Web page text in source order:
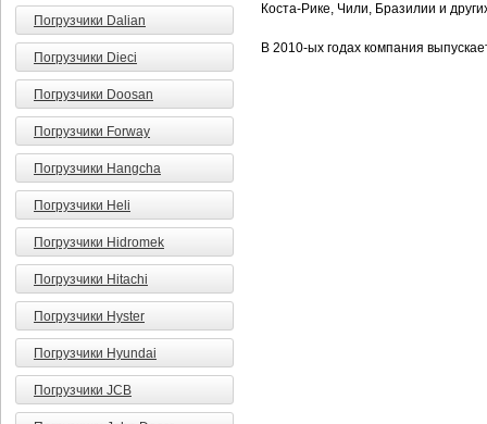
Погрузчики Dalian
Погрузчики Dieci
Погрузчики Doosan
Погрузчики Forway
Погрузчики Hangcha
Погрузчики Heli
Погрузчики Hidromek
Погрузчики Hitachi
Погрузчики Hyster
Погрузчики Hyundai
Погрузчики JCB
Коста-Рике, Чили, Бразилии и
В 2010-ых годах компания